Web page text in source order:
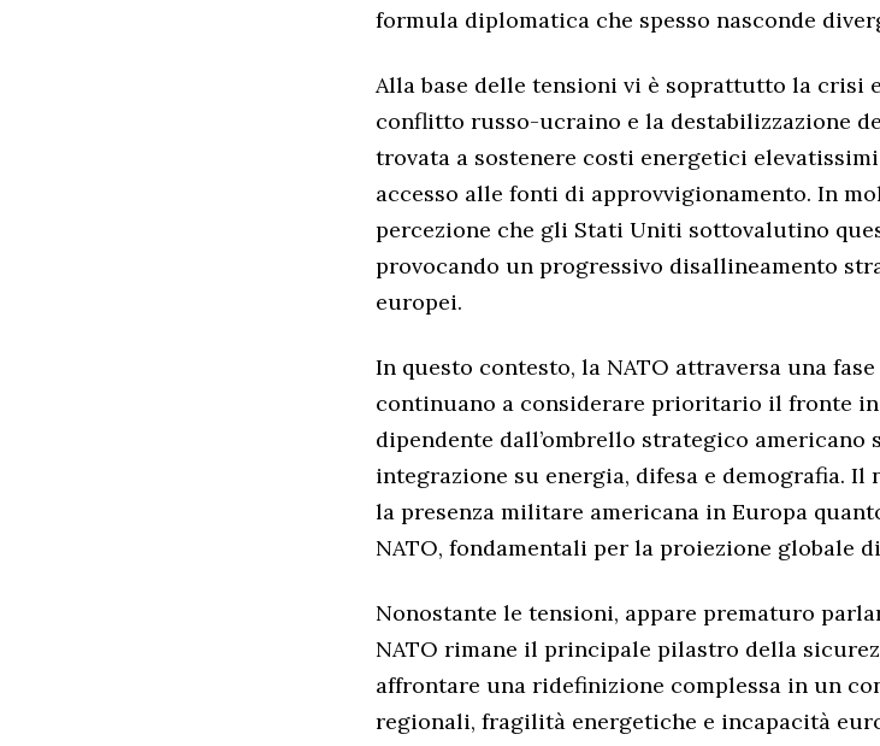
formula diplomatica che spesso nasconde
Alla base delle tensioni vi è soprattutto la crisi
conflitto russo-ucraino e la destabilizzazione
trovata a sostenere costi energetici
accesso alle fonti di approvvigionamento. In
percezione che gli Stati Uniti sottovalutino
provocando un progressivo disallineamento
europei.
In questo contesto, la NATO attraversa una
continuano a considerare prioritario il fronte
dipendente dall’ombrello strategico americano
integrazione su energia, difesa e demografia.
la presenza militare americana in Europa
NATO, fondamentali per la proiezione globale
Nonostante le tensioni, appare prematuro
NATO rimane il principale pilastro della
affrontare una ridefinizione complessa in un
regionali, fragilità energetiche e incapacità